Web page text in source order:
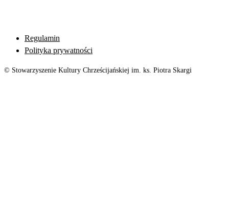
Regulamin
Polityka prywatności
© Stowarzyszenie Kultury Chrześcijańskiej im. ks. Piotra Skargi